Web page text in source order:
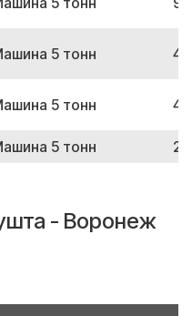
5 тонн
5 тонн
5 тонн
- Воронеж